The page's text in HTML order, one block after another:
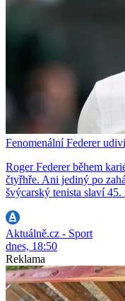
Fenomenální Federer
Roger Federer během
čtyřhře. Ani jediný po
švýcarský tenista slaví 45.
Aktuálně.cz - Sport
dnes, 18:50
Reklama